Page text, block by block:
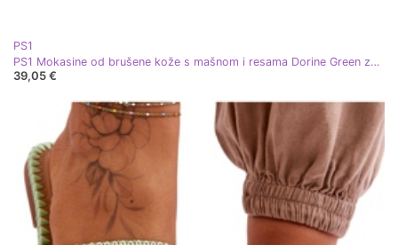
PS1
PS1 Mokasine od brušene kože s mašnom i resama Dorine Green zelena
39,05 €